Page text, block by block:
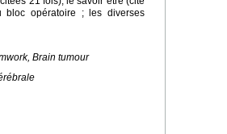
bloc opératoire ; les diverses
Brain tumour